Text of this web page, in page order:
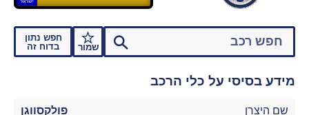
שמור
חפש נתון
בדוח זה
מידע בסיסי על כלי הרכב
שם היצרן פולקסווגן